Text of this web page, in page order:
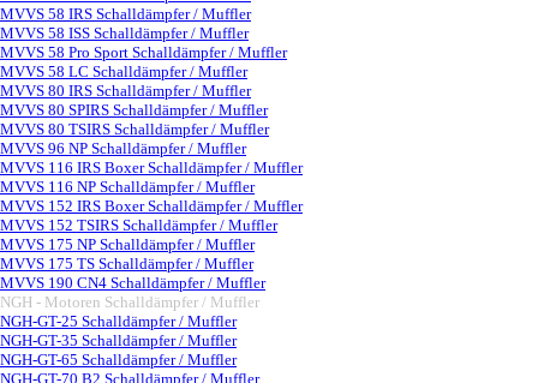
MVVS 58 IRS Schalldämpfer / Muffler
MVVS 58 ISS Schalldämpfer / Muffler
MVVS 58 Pro Sport Schalldämpfer / Muffler
MVVS 58 LC Schalldämpfer / Muffler
MVVS 80 IRS Schalldämpfer / Muffler
MVVS 80 SPIRS Schalldämpfer / Muffler
MVVS 80 TSIRS Schalldämpfer / Muffler
MVVS 96 NP Schalldämpfer / Muffler
MVVS 116 IRS Boxer Schalldämpfer / Muffler
MVVS 116 NP Schalldämpfer / Muffler
MVVS 152 IRS Boxer Schalldämpfer / Muffler
MVVS 152 TSIRS Schalldämpfer / Muffler
MVVS 175 NP Schalldämpfer / Muffler
MVVS 175 TS Schalldämpfer / Muffler
MVVS 190 CN4 Schalldämpfer / Muffler
NGH - Motoren Schalldämpfer / Muffler
NGH-GT-25 Schalldämpfer / Muffler
NGH-GT-35 Schalldämpfer / Muffler
NGH-GT-65 Schalldämpfer / Muffler
NGH-GT-70 B2 Schalldämpfer / Muffler